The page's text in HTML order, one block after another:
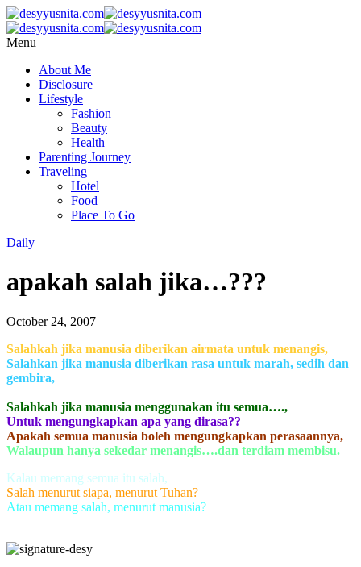
Menu
About Me
Disclosure
Lifestyle
Fashion
Beauty
Health
Parenting Journey
Traveling
Hotel
Food
Place To Go
Daily
apakah salah jika…???
October 24, 2007
Salahkah jika manusia diberikan airmata untuk menangis,
Salahkan jika manusia diberikan rasa untuk marah, sedih dan
gembira,
Salahkah jika manusia menggunakan itu semua….,
Untuk mengungkapkan apa yang dirasa??
Apakah semua manusia boleh mengungkapkan perasaannya,
Walaupun hanya sekedar menangis….dan terdiam membisu.
Kalau memang semua itu salah,
Salah menurut siapa, menurut Tuhan?
Atau memang salah, menurut manusia?